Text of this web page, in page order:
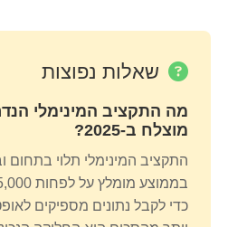
שאלות נפוצות
מה התקציב המינימלי
מוצלח ב-2025?
התקציב המינימלי תלוי בתחום
כדי לקבל נתונים מספיקים